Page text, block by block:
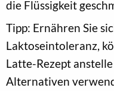
die Flüssigkeit
Tipp: Ernähren Sie
Laktoseintoleranz,
Latte-Rezept
Alternativen